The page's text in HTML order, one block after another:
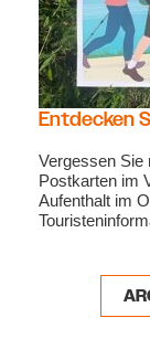
Entdecken
Vergessen Sie
Postkarten im
Aufenthalt im